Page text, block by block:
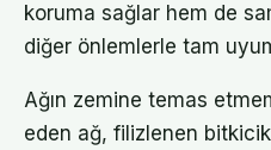
koruma sağlar hem de
diğer önlemlerle tam
Ağın zemine temas
eden ağ, filizlenen